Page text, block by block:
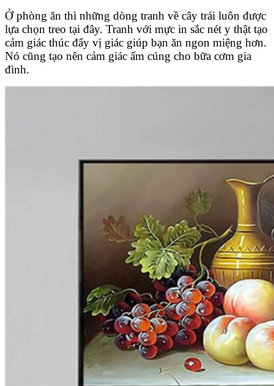
Ở phòng ăn thì những dòng tranh về cây trái luôn được
lựa chọn treo tại đây. Tranh với mực in sắc nét y thật tạo
cảm giác thúc đẩy vị giác giúp bạn ăn ngon miệng hơn.
Nó cũng tạo nên cảm giác ấm cúng cho bữa cơm gia
đình.